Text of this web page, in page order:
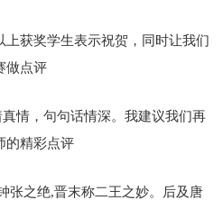
上获奖学生表示祝贺，同时让我们
做点评
情，句句话情深。我建议我们再
的精彩点评
张之绝,晋末称二王之妙。后及唐